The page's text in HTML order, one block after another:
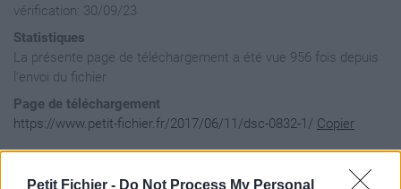
Petit Fichier - Do Not Process My Personal
vérification: 30/09/23
Statistiques
La présente page de téléchargement a été vue 956 fois depuis
l'envoi du fichier
Page de téléchargement
https://www.petit-fichier.fr/2017/06/11/dsc-0832-1/ Copier
Aperçu du fichier